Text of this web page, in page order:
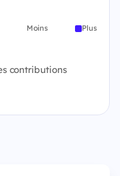
Moins Plus
contributions